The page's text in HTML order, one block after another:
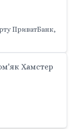
ПриватБанк,
Хамстер